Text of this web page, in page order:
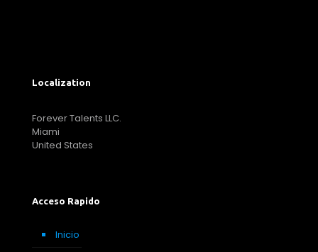
Localization
Forever Talents LLC.
Miami
United States
Acceso Rapido
Inicio